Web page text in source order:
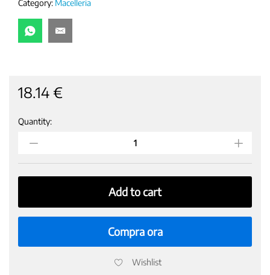
Category: Macelleria
18.14 €
SALSICCIA
COLTELLO
BUDELLO
quantity
Quantity:
Add to cart
Compra ora
Wishlist